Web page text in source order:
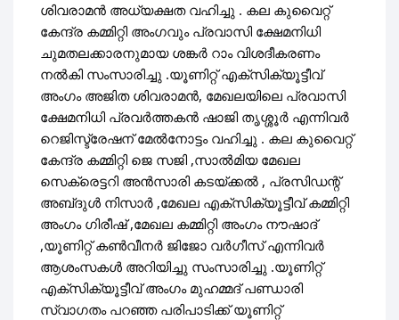
ശിവരാമൻ അധ്യക്ഷത വഹിച്ചു . കല കുവൈറ്റ്
കേന്ദ്ര കമ്മിറ്റി അംഗവും പ്രവാസി ക്ഷേമനിധി
ചുമതലക്കാരനുമായ ശങ്കർ റാം വിശദീകരണം
നൽകി സംസാരിച്ചു .യൂണിറ്റ് എക്സിക്യൂട്ടീവ്
അംഗം അജിത ശിവരാമൻ, മേഖലയിലെ പ്രവാസി
ക്ഷേമനിധി പ്രവർത്തകൻ ഷാജി തൃശ്ശൂർ എന്നിവർ
റെജിസ്ട്രേഷന് മേൽനോട്ടം വഹിച്ചു . കല കുവൈറ്റ്
കേന്ദ്ര കമ്മിറ്റി ജെ സജി ,സാൽമിയ മേഖല
സെക്രെട്ടറി അൻസാരി കടയ്ക്കൽ , പ്രസിഡന്റ്
അബ്‌ദുൾ നിസാർ ,മേഖല എക്സിക്യൂട്ടീവ് കമ്മിറ്റി
അംഗം ഗിരീഷ് ,മേഖല കമ്മിറ്റി അംഗം നൗഷാദ്
,യൂണിറ്റ് കൺവീനർ ജിജോ വർഗീസ് എന്നിവർ
ആശംസകൾ അറിയിച്ചു സംസാരിച്ചു .യൂണിറ്റ്
എക്സിക്യൂട്ടീവ് അംഗം മുഹമ്മദ് പണ്ഡാരി
സ്വാഗതം പറഞ്ഞ പരിപാടിക്ക് യൂണിറ്റ്